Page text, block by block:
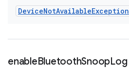
DeviceNotAvailableException
enableBluetoothSnoopLog